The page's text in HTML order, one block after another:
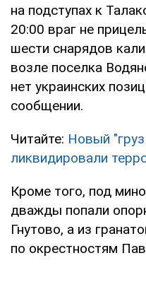
на подступах к
20:00 враг не
шести снарядов
возле поселка
нет украинских
сообщении.
Читайте: Новый
ликвидировали
Кроме того, под
дважды попали
Гнутово, а из
по окрестностям